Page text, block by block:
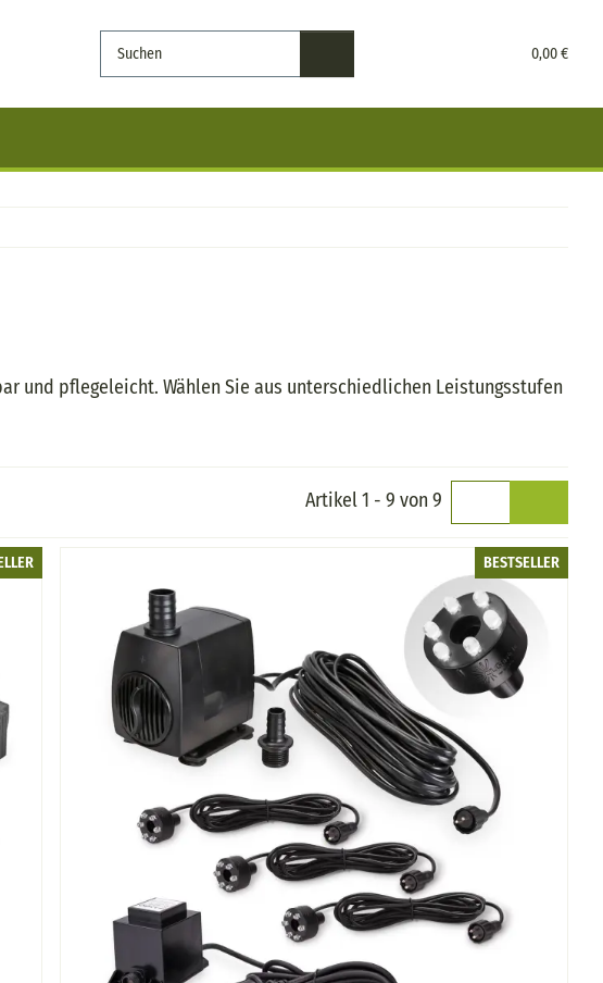
0,00 €
und pflegeleicht. Wählen Sie aus unterschiedlichen Leistungsstufen
Artikel 1 - 9 von 9
BESTSELLER